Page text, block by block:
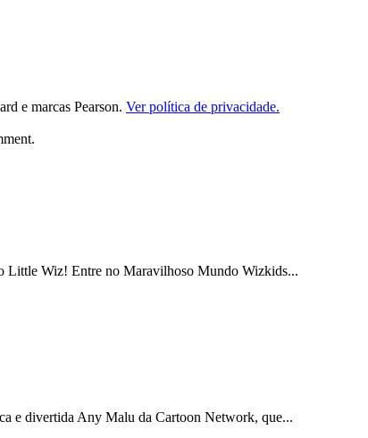
e marcas Pearson. Ver política de privacidade.
Little Wiz! Entre no Maravilhoso Mundo Wizkids...
e divertida Any Malu da Cartoon Network, que...